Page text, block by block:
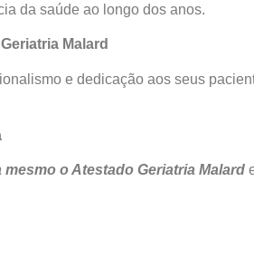
da saúde ao longo dos anos.
Malard
e dedicação aos seus
o Atestado Geriatria Malard